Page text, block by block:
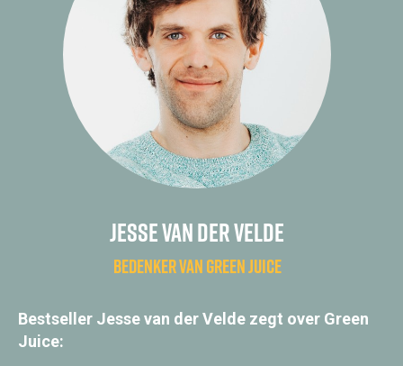
Jesse van der Velde
Bedenker van green juice
Bestseller Jesse van der Velde zegt over Green
Juice: